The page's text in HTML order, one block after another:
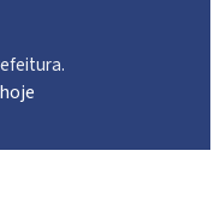
hoje